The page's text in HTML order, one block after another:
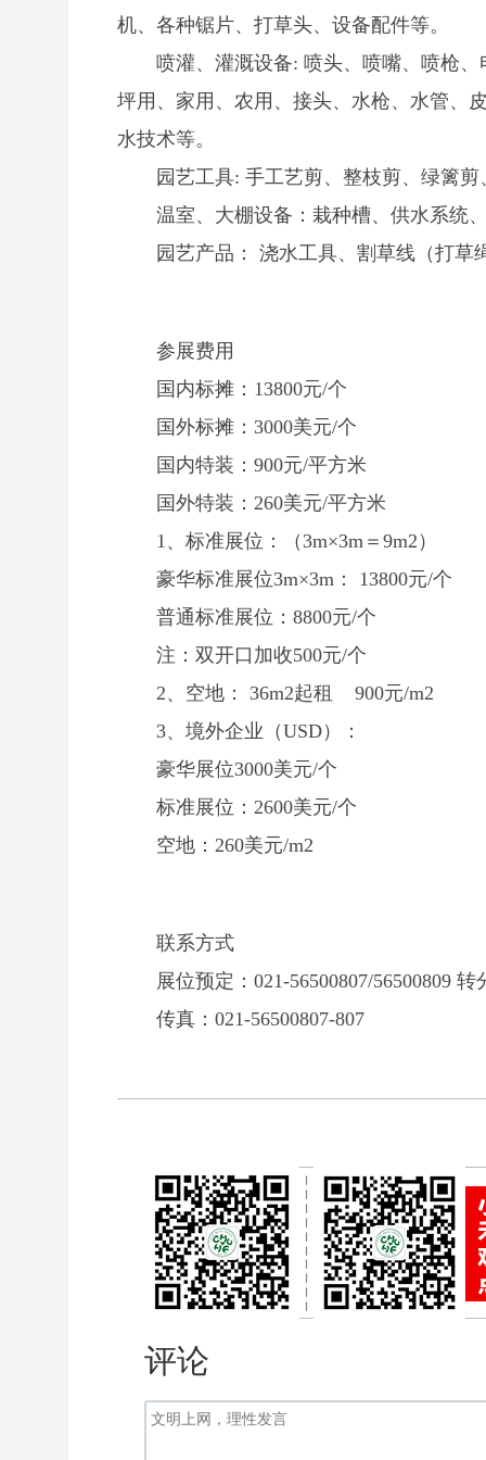
机、各种锯片、打草头、设备配件等。
喷灌、灌溉设备: 喷头、喷嘴、喷枪
坪用、家用、农用、接头、水枪、水管、
水技术等。
园艺工具: 手工艺剪、整枝剪、绿篱
温室、大棚设备：栽种槽、供水系统
园艺产品： 浇水工具、割草线（打草
参展费用
国内标摊：13800元/个
国外标摊：3000美元/个
国内特装：900元/平方米
国外特装：260美元/平方米
1、标准展位：（3m×3m＝9m2）
豪华标准展位3m×3m： 13800
普通标准展位：8800元/个
注：双开口加收500元/个
2、空地： 36m2起租 900元/m2
3、境外企业（USD）：
豪华展位3000美元/个
标准展位：2600美元/个
空地：260美元/m2
联系方式
展位预定：021-56500807/56500809
传真：021-56500807-807
评论